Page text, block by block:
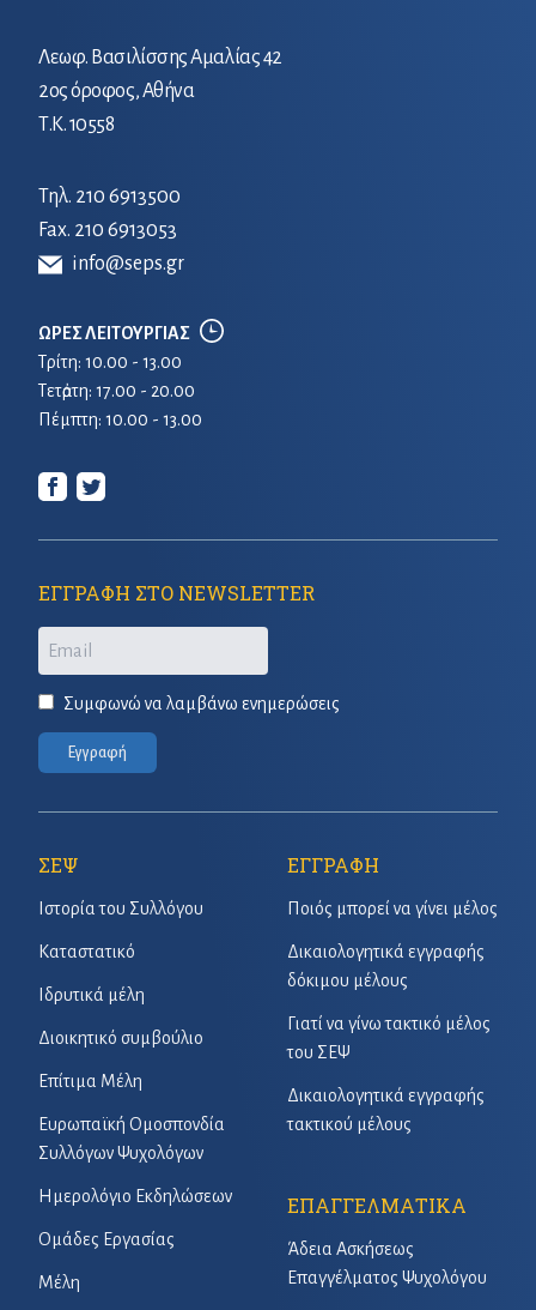
Λεωφ. Βασιλίσσης Αμαλίας 42
2ος όροφος, Αθήνα
Τ.Κ. 10558
Τηλ. 210 6913500
Fax. 210 6913053
info@seps.gr
ΩΡΕΣ ΛΕΙΤΟΥΡΓΙΑΣ
Τρίτη: 10.00 - 13.00
Τετἀρτη: 17.00 - 20.00
Πέμπτη: 10.00 - 13.00
ΕΓΓΡΑΦΗ ΣΤΟ NEWSLETTER
Email
Συμφωνώ να λαμβάνω ενημερώσεις
Εγγραφή
ΣΕΨ
Ιστορία του Συλλόγου
Καταστατικό
Ιδρυτικά μέλη
Διοικητικό συμβούλιο
Επίτιμα Μέλη
Ευρωπαϊκή Ομοσπονδία
Συλλόγων Ψυχολόγων
Ημερολόγιο Εκδηλώσεων
Ομάδες Εργασίας
Μέλη
ΕΓΓΡΑΦΗ
Ποιός μπορεί να γίνει μέλος
Δικαιολογητικά εγγραφής
δόκιμου μέλους
Γιατί να γίνω τακτικό μέλος
του ΣΕΨ
Δικαιολογητικά εγγραφής
τακτικού μέλους
ΕΠΑΓΓΕΛΜΑΤΙΚΑ
Άδεια Ασκήσεως
Επαγγέλματος Ψυχολόγου